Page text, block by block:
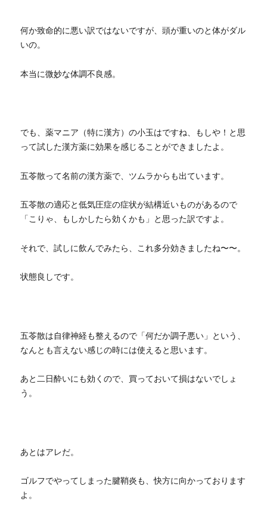
何か致命的に悪い訳ではないですが、頭が重いのと体がダル
いの。
本当に微妙な体調不良感。
でも、薬マニア（特に漢方）の小玉はですね、もしや！と思
って試した漢方薬に効果を感じることができましたよ。
五苓散って名前の漢方薬で、ツムラからも出ています。
五苓散の適応と低気圧症の症状が結構近いものがあるので
「こりゃ、もしかしたら効くかも」と思った訳ですよ。
それで、試しに飲んでみたら、これ多分効きましたね〜〜。
状態良しです。
五苓散は自律神経も整えるので「何だか調子悪い」という、
なんとも言えない感じの時には使えると思います。
あと二日酔いにも効くので、買っておいて損はないでしょ
う。
あとはアレだ。
ゴルフでやってしまった腱鞘炎も、快方に向かっております
よ。